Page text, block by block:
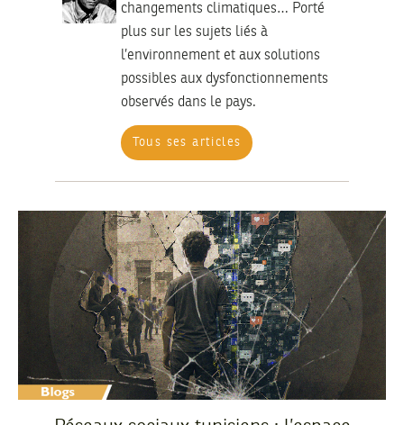
changements climatiques… Porté
plus sur les sujets liés à
l’environnement et aux solutions
possibles aux dysfonctionnements
observés dans le pays.
Tous ses articles